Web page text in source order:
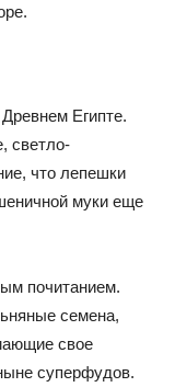
Египте.
светло-
что лепешки
муки еще
почитанием.
семена,
свое
суперфудов.